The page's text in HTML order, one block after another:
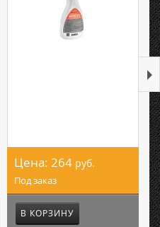
Цена: 264руб.
Под заказ
В КОРЗИНУ